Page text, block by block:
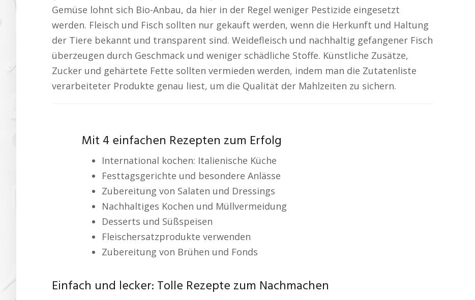
Gemüse lohnt sich Bio-Anbau, da hier in der Regel weniger Pestizide eingesetzt
werden. Fleisch und Fisch sollten nur gekauft werden, wenn die Herkunft und Haltung
der Tiere bekannt und transparent sind. Weidefleisch und nachhaltig gefangener Fisch
überzeugen durch Geschmack und weniger schädliche Stoffe. Künstliche Zusätze,
Zucker und gehärtete Fette sollten vermieden werden, indem man die Zutatenliste
verarbeiteter Produkte genau liest, um die Qualität der Mahlzeiten zu sichern.
Mit 4 einfachen Rezepten zum Erfolg
International kochen: Italienische Küche
Festtagsgerichte und besondere Anlässe
Zubereitung von Salaten und Dressings
Nachhaltiges Kochen und Müllvermeidung
Desserts und Süßspeisen
Fleischersatzprodukte verwenden
Zubereitung von Brühen und Fonds
Einfach und lecker: Tolle Rezepte zum Nachmachen